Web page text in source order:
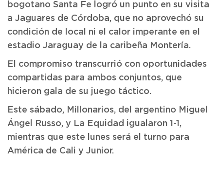
bogotano Santa Fe logró un punto en su visita
a Jaguares de Córdoba, que no aprovechó su
condición de local ni el calor imperante en el
estadio Jaraguay de la caribeña Montería.
El compromiso transcurrió con oportunidades
compartidas para ambos conjuntos, que
hicieron gala de su juego táctico.
Este sábado, Millonarios, del argentino Miguel
Ángel Russo, y La Equidad igualaron 1-1,
mientras que este lunes será el turno para
América de Cali y Junior.